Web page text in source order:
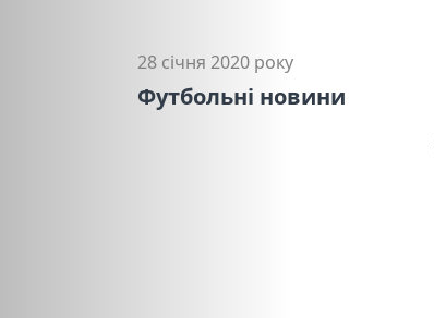
28 січня 2020 року
Футбольні новини